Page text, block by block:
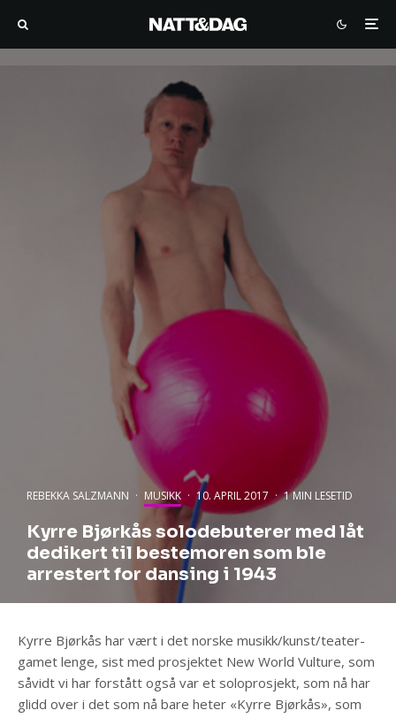
REBEKKA SALZMANN · MUSIKK · 10. APRIL 2017 · 1 MIN LESETID
Kyrre Bjørkås solodebuterer med låt
dedikert til bestemoren som ble
arrestert for dansing i 1943
Kyrre Bjørkås har vært i det norske musikk/kunst/teater-
gamet lenge, sist med prosjektet New World Vulture, som
såvidt vi har forstått også var et soloprosjekt, som nå har
glidd over i det som nå bare heter «Kyrre Bjørkås», som